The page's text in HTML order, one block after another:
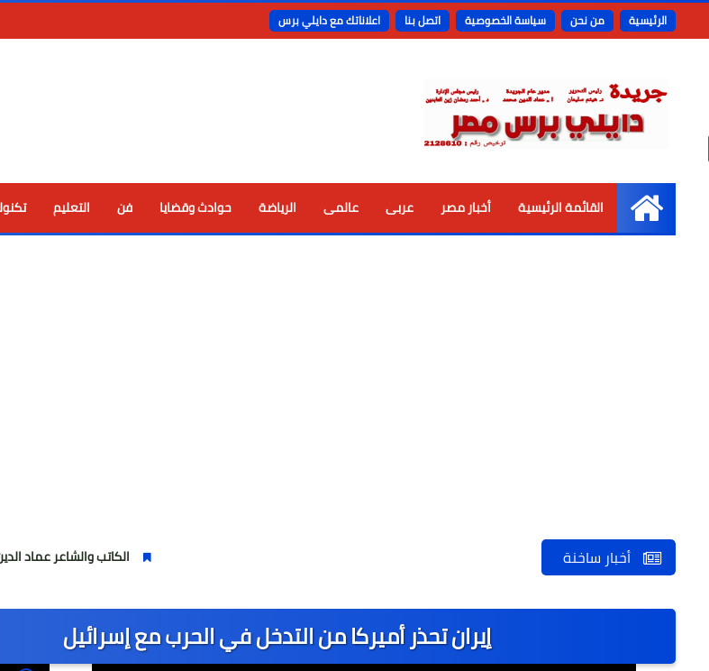
الرئيسية من نحن سياسة الخصوصية اتصل بنا اعلاناتك مع دايلي برس
الرئيسية
القائمة الرئيسية أخبار مصر عربى عالمى الرياضة حوادث وقضايا فن التعليم
أخبار ساخنة الكاتب والشاعر عماد الدين محمد |
إيران تحذر أميركا من التدخل في الحرب مع إسرائيل